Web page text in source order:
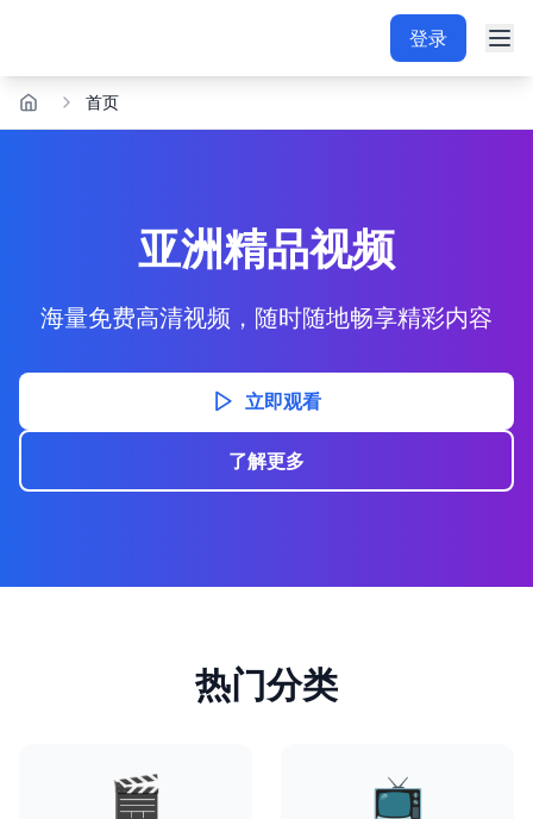
登录
首页
亚洲精品视频
海量免费高清视频，随时随地畅享精彩内容
立即观看
了解更多
热门分类
🎬 📺